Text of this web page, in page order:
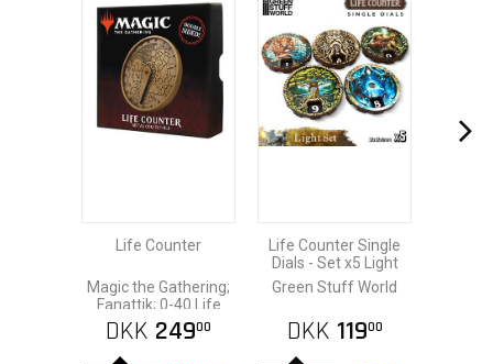
Life Counter
Magic the Gathering;
Fanattik; 0-40 Life
DKK 24900
Life Counter Single
Dials - Set x5 Light
Green Stuff World
DKK 11900